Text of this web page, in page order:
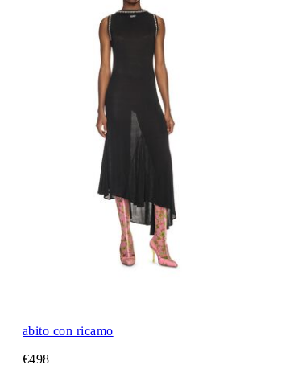
abito con ricamo
€498